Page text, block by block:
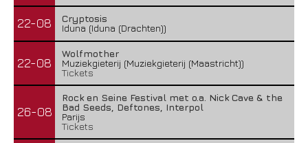
22-08
Cryptosis
Iduna (Iduna (Drachten))
22-08
Wolfmother
Muziekgieterij (Muziekgieterij (Maastricht))
Tickets
26-08
Rock en Seine Festival met o.a. Nick Cave & the
Bad Seeds, Deftones, Interpol
Parijs
Tickets